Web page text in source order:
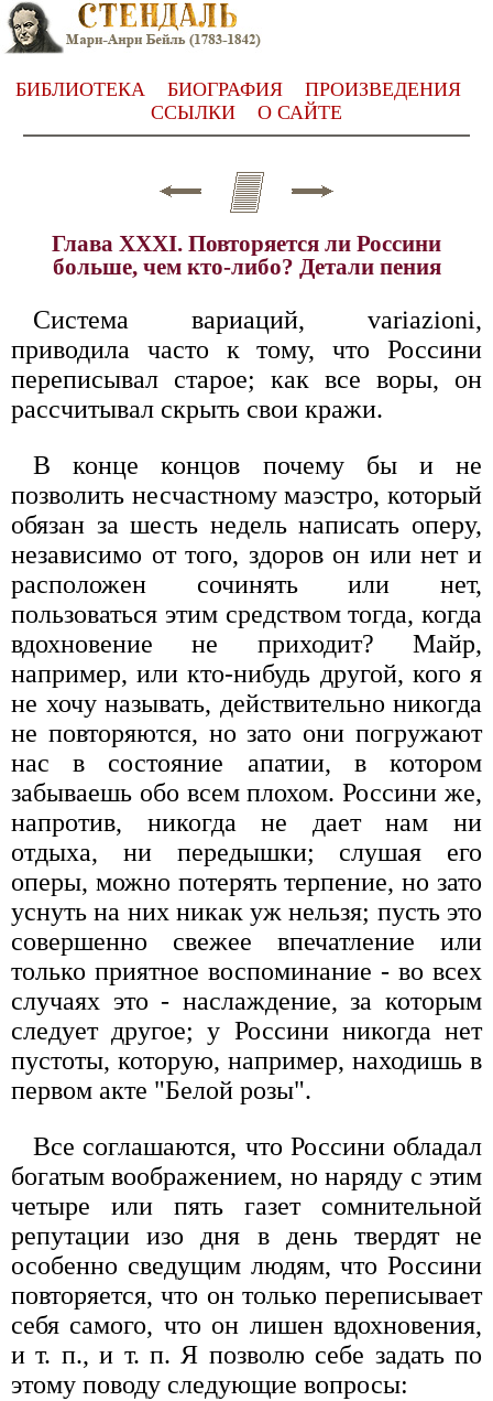
БИБЛИОТЕКА БИОГРАФИЯ
ПРОИЗВЕДЕНИЯ
ССЫЛКИ
О САЙТЕ
Глава XXXI. Повторяется ли Россини
больше, чем кто-либо? Детали пения
Система вариаций, variazioni,
приводила часто к тому, что Россини
переписывал старое; как все воры, он
рассчитывал скрыть свои кражи.
В конце концов почему бы и не
позволить несчастному маэстро, который
обязан за шесть недель написать оперу,
независимо от того, здоров он или нет и
расположен сочинять или нет,
пользоваться этим средством тогда, когда
вдохновение не приходит? Майр,
например, или кто-нибудь другой, кого я
не хочу называть, действительно никогда
не повторяются, но зато они погружают
нас в состояние апатии, в котором
забываешь обо всем плохом. Россини же,
напротив, никогда не дает нам ни
отдыха, ни передышки; слушая его
оперы, можно потерять терпение, но зато
уснуть на них никак уж нельзя; пусть это
совершенно свежее впечатление или
только приятное воспоминание - во всех
случаях это - наслаждение, за которым
следует другое; у Россини никогда нет
пустоты, которую, например, находишь в
первом акте "Белой розы".
Все соглашаются, что Россини обладал
богатым воображением, но наряду с этим
четыре или пять газет сомнительной
репутации изо дня в день твердят не
особенно сведущим людям, что Россини
повторяется, что он только переписывает
себя самого, что он лишен вдохновения,
и т. п., и т. п. Я позволю себе задать по
этому поводу следующие вопросы: